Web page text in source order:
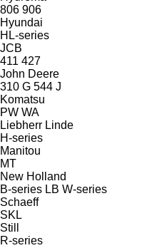
806 906
Hyundai
HL-series
JCB
411 427
John Deere
310 G 544 J
Komatsu
PW WA
Liebherr Linde
H-series
Manitou
MT
New Holland
B-series LB W-series
Schaeff
SKL
Still
R-series